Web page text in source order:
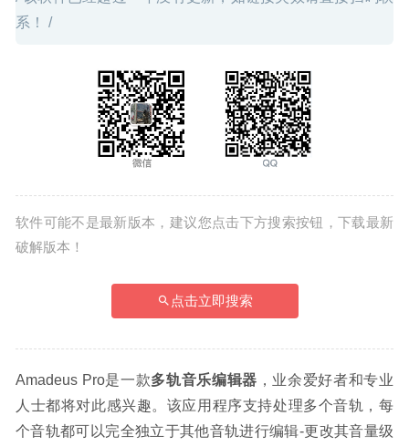
系！ /
软件可能不是最新版本，建议您点击下方搜索按钮，下载最新
破解版本！
点击立即搜索
Amadeus Pro是一款多轨音乐编辑器 ，业余爱好者和专业
人士都将对此感兴趣。该应用程序支持处理多个音轨，每
个音轨都可以完全独立于其他音轨进行编辑-更改其音量级